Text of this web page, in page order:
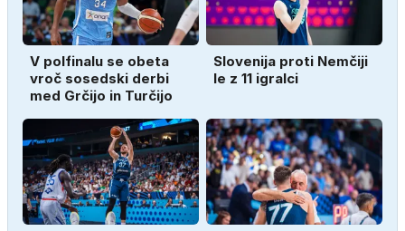
V polfinalu se obeta
vroč sosedski derbi
med Grčijo in Turčijo
Slovenija proti Nemčiji
le z 11 igralci